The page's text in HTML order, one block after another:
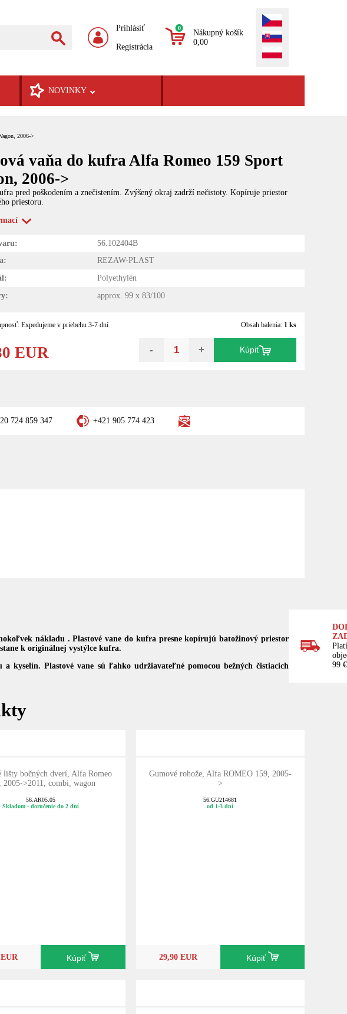
Prihlásiť
Registrácia
0
Nákupný košík
0,00
NOVINKY
2006->
vaňa do kufra Alfa Romeo 159 Sport
2006->
pred poškodením a znečistením. Zvýšený okraj zadrží nečistoty. Kopíruje priestor
priestoru.
56.102404B
REZAW-PLAST
Polyethylén
approx. 99 x 83/100
Expedujeme v priebehu 3-7 dní Obsah balenia: 1 ks
EUR - + Kúpiť
724 859 347 +421 905 774 423
nákladu . Plastové vane do kufra presne kopírujú batožinový priestor
k originálnej vystýlce kufra.
Plastové vane sú ľahko udržiavateľné pomocou bežných čistiacich
99
lišty bočných dverí, Alfa Romeo
2005->2011, combi, wagon
56.AR05.05
Skladom - doručenie do 2 dní
Kúpiť
Gumové rohože, Alfa ROMEO 159, 2005-
>
56.GU214681
od 1-3 dní
29,90 EUR Kúpiť